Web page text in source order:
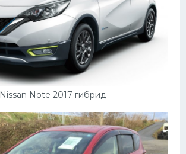
Nissan Note 2017 гибрид